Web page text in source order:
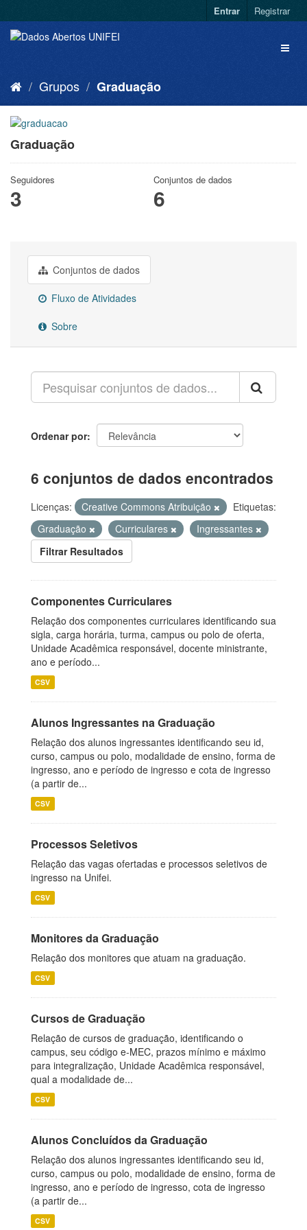
Entrar Registrar
Grupos Graduação
Graduação
Seguidores
3
Conjuntos de dados
6
Conjuntos de dados
Fluxo de Atividades
Sobre
Ordenar por
6 conjuntos de dados encontrados
Licenças: Creative Commons Atribuição
Etiquetas:
Graduação
Curriculares
Ingressantes
Filtrar Resultados
Componentes Curriculares
Relação dos componentes curriculares identificando sua
sigla, carga horária, turma, campus ou polo de oferta,
Unidade Acadêmica responsável, docente ministrante,
ano e período...
CSV
Alunos Ingressantes na Graduação
Relação dos alunos ingressantes identificando seu id,
curso, campus ou polo, modalidade de ensino, forma de
ingresso, ano e período de ingresso e cota de ingresso
(a partir de...
CSV
Processos Seletivos
Relação das vagas ofertadas e processos seletivos de
ingresso na Unifei.
CSV
Monitores da Graduação
Relação dos monitores que atuam na graduação.
CSV
Cursos de Graduação
Relação de cursos de graduação, identificando o
campus, seu código e-MEC, prazos mínimo e máximo
para integralização, Unidade Acadêmica responsável,
qual a modalidade de...
CSV
Alunos Concluídos da Graduação
Relação dos alunos ingressantes identificando seu id,
curso, campus ou polo, modalidade de ensino, forma de
ingresso, ano e período de ingresso, cota de ingresso
(a partir de...
CSV